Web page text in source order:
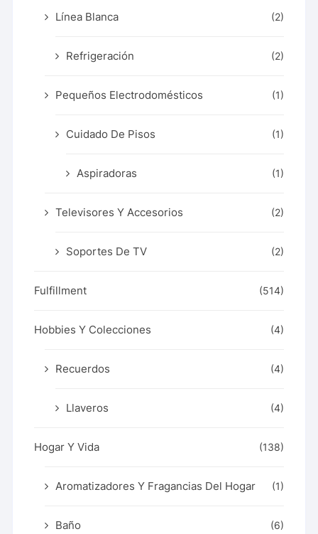
Línea Blanca (2)
Refrigeración (2)
Pequeños Electrodomésticos (1)
Cuidado De Pisos (1)
Aspiradoras (1)
Televisores Y Accesorios (2)
Soportes De TV (2)
Fulfillment (514)
Hobbies Y Colecciones (4)
Recuerdos (4)
Llaveros (4)
Hogar Y Vida (138)
Aromatizadores Y Fragancias Del Hogar (1)
Baño (6)